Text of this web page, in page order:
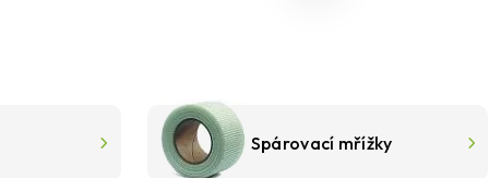
Spárovací mřížky